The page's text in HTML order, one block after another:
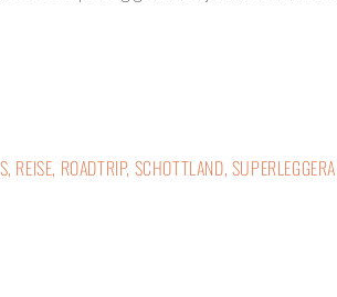
, REISE, ROADTRIP, SCHOTTLAND, SUPERLEGGERA